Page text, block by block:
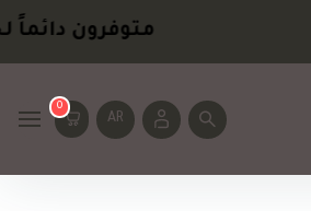
متوفرون دائماً
AR
0